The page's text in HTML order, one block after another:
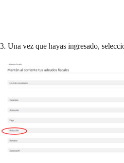
3. Una vez que hayas ingresado,